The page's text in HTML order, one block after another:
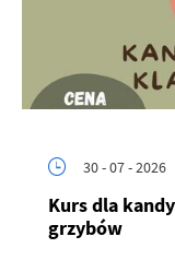
30 - 07 - 2026
Kurs dla
grzybów